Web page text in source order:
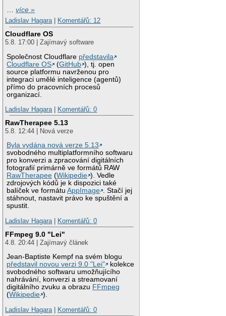
…více »
Ladislav Hagara| Komentářů: 12
Cloudflare OS
5.8. 17:00 | Zajímavý software
Společnost Cloudflare představila
Cloudflare OS
(GitHub ), tj. open
source platformu navrženou pro
integraci umělé inteligence (agentů)
přímo do pracovních procesů
organizací.
Ladislav Hagara| Komentářů: 0
RawTherapee 5.13
5.8. 12:44 | Nová verze
Byla vydána nová verze 5.13
svobodného multiplatformního softwaru
pro konverzi a zpracování digitálních
fotografií primárně ve formátů RAW
RawTherapee (Wikipedie ). Vedle
zdrojových kódů je k dispozici také
balíček ve formátuAppImage . Stačí jej
stáhnout, nastavit právo ke spuštění a
spustit.
Ladislav Hagara| Komentářů: 0
FFmpeg 9.0 "Lei"
4.8. 20:44 | Zajímavý článek
Jean-Baptiste Kempf na svém blogu
představil novou verzi 9.0 "Lei"
kolekce
svobodného softwaru umožňujícího
nahrávání, konverzi a streamovaní
digitálního zvuku a obrazu FFmpeg
(Wikipedie ).
Ladislav Hagara| Komentářů: 0